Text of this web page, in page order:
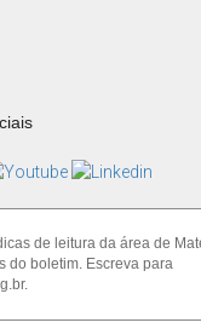
de leitura da área de
do boletim. Escreva para